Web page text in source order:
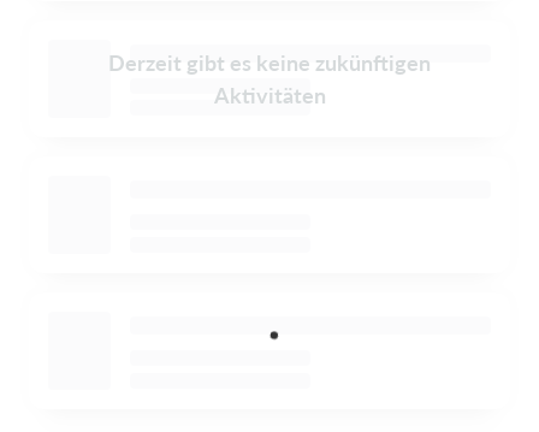
Derzeit gibt es keine zukünftigen
Aktivitäten